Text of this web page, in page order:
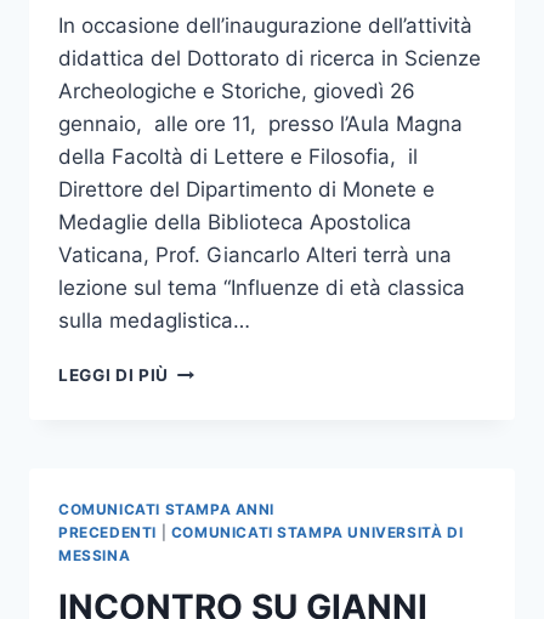
In occasione dell’inaugurazione dell’attività
didattica del Dottorato di ricerca in Scienze
Archeologiche e Storiche, giovedì 26
gennaio, alle ore 11, presso l’Aula Magna
della Facoltà di Lettere e Filosofia, il
Direttore del Dipartimento di Monete e
Medaglie della Biblioteca Apostolica
Vaticana, Prof. Giancarlo Alteri terrà una
lezione sul tema “Influenze di età classica
sulla medaglistica…
LEGGI DI PIÙ CONFERENZA
COMUNICATI STAMPA ANNI
PRECEDENTI
COMUNICATI STAMPA UNIVERSITÀ DI
MESSINA
INCONTRO SU GIANNI